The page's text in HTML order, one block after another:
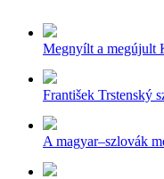
Megnyílt a megújult
František Trstenský
A magyar–szlovák